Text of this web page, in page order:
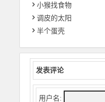
小猴找食物
调皮的太阳
半个蛋壳
发表评论
用户名: